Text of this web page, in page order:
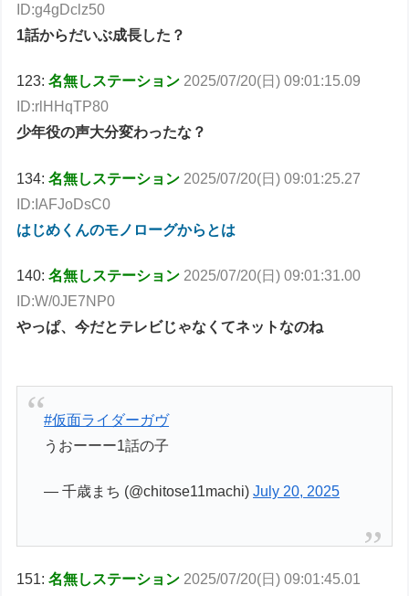
ID:g4gDclz50
1話からだいぶ成長した？
123:名無しステーション 2025/07/20(日) 09:01:15.09
ID:rlHHqTP80
少年役の声大分変わったな？
134:名無しステーション 2025/07/20(日) 09:01:25.27
ID:IAFJoDsC0
はじめくんのモノローグからとは
140:名無しステーション 2025/07/20(日) 09:01:31.00
ID:W/0JE7NP0
やっぱ、今だとテレビじゃなくてネットなのね
#仮面ライダーガヴ
うおーーー1話の子
— 千歳まち (@chitose11machi)July 20, 2025
151:名無しステーション 2025/07/20(日) 09:01:45.01